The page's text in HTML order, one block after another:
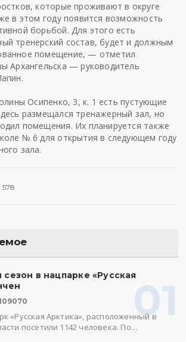
которые проживают в округе
в этом году появится возможность
борьбой. Для этого есть
тренерский состав, будет и должным
помещение, — отметил
Архангельска — руководитель
Осипенко, 3, к. 1 есть пустующие
размещался тренажерный зал, но
помещения. Их планируется также
№ 6 для открытия в следующем году
зала.
578
01
в нацпарке «Русская
«Русская Арктика», расположенный в
посетили 1142 человека. По…